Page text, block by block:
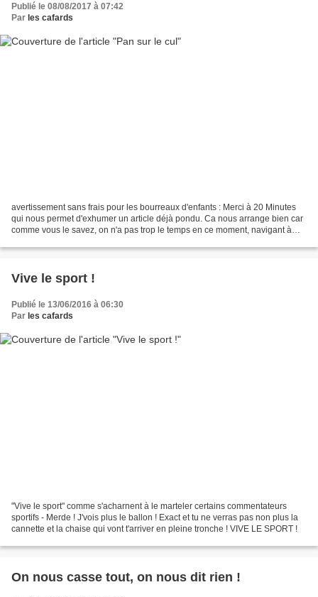
Publié le 08/08/2017 à 07:42
Par les cafards
avertissement sans frais pour les bourreaux d'enfants : Merci à 20 Minutes
qui nous permet d'exhumer un article déjà pondu. Ca nous arrange bien car
comme vous le savez, on n'a pas trop le temps en ce moment, navigant à
Vive le sport !
Publié le 13/06/2016 à 06:30
Par les cafards
"Vive le sport" comme s'acharnent à le marteler certains commentateurs
sportifs - Merde ! J'vois plus le ballon ! Exact et tu ne verras pas non plus la
cannette et la chaise qui vont t'arriver en pleine tronche ! VIVE LE SPORT !
On nous casse tout, on nous dit rien !